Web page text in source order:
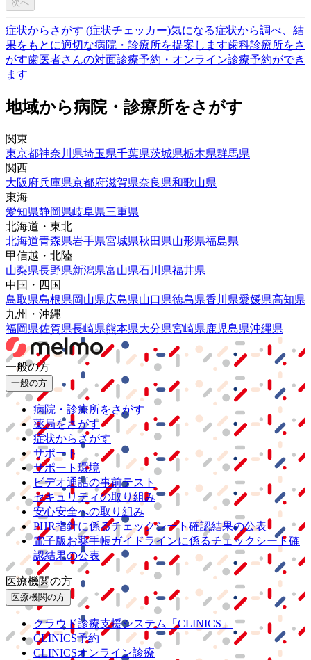
次へ
症状からさがす (症状チェッカー)気になる症状から調べ、結
果をもとに適切な病院・診療所を提案します歯科診療所をさ
がす歯医者さんの対面診療予約・オンライン診療予約ができ
ます
地域から病院・診療所をさがす
関東
東京都神奈川県埼玉県千葉県茨城県栃木県群馬県
関西
大阪府兵庫県京都府滋賀県奈良県和歌山県
東海
愛知県静岡県岐阜県三重県
北海道・東北
北海道青森県岩手県宮城県秋田県山形県福島県
甲信越・北陸
山梨県長野県新潟県富山県石川県福井県
中国・四国
鳥取県島根県岡山県広島県山口県徳島県香川県愛媛県高知県
九州・沖縄
福岡県佐賀県長崎県熊本県大分県宮崎県鹿児島県沖縄県
一般の方
一般の方
病院・診療所をさがす
薬局をさがす
症状からさがす
サポート
サポート環境
ビデオ通話の事前テスト
セキュリティの取り組み
安心安全への取り組み
PHR指針に係るチェックシート確認結果の公表
電子版お薬手帳ガイドラインに係るチェックシート確
認結果の公表
医療機関の方
医療機関の方
クラウド診療支援システム
「CLINICS」
CLINICS予約
CLINICSオンライン診療